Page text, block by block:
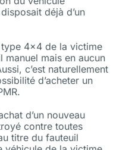
déjà d’un
4×4 de la victime
mais en aucun
c’est naturellement
d’acheter un
d’un nouveau
contre toutes
titre du fauteuil